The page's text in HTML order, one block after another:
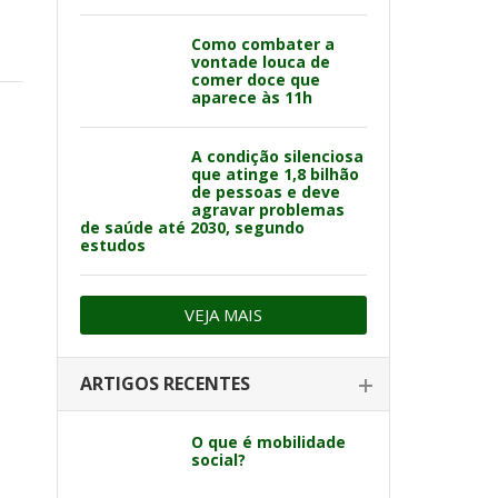
Como combater a
vontade louca de
comer doce que
aparece às 11h
A condição silenciosa
que atinge 1,8 bilhão
de pessoas e deve
agravar problemas
de saúde até 2030, segundo
estudos
VEJA MAIS
ARTIGOS RECENTES
O que é mobilidade
social?